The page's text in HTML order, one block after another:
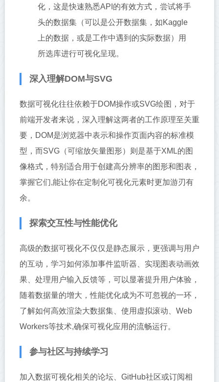
化，这是快速熟悉API的有效方式，尝试将手
头的数据集（可以是公开数据集，如Kaggle
上的数据，或是工作中遇到的实际数据）用
所选库进行可视化呈现。
深入理解DOM与SVG
数据可视化往往依赖于DOM操作或SVG绘图，对于
前端开发者来说，深入理解这两者的工作原理至关重
要，DOM是浏览器中表示和操作页面内容的标准模
型，而SVG（可缩放矢量图形）则是基于XML的图
像格式，特别适合用于创建高分辨率的图形和图表，
掌握它们,能让你在定制化可视化元素时更加游刃有
余。
探索交互性与性能优化
高级的数据可视化不仅仅是静态展示，更强调与用户
的互动，学习如何添加事件监听器、实现图表动画效
果、处理用户输入反馈等，可以显著提升用户体验，
随着数据量的增大，性能优化成为不可忽视的一环，
了解如何高效渲染大数据集、使用虚拟滚动、Web
Workers等技术,确保可视化应用的流畅运行。
参与社区与持续学习
加入数据可视化相关的论坛、GitHub社区或订阅相